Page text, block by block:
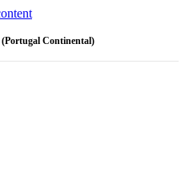
(Portugal Continental)